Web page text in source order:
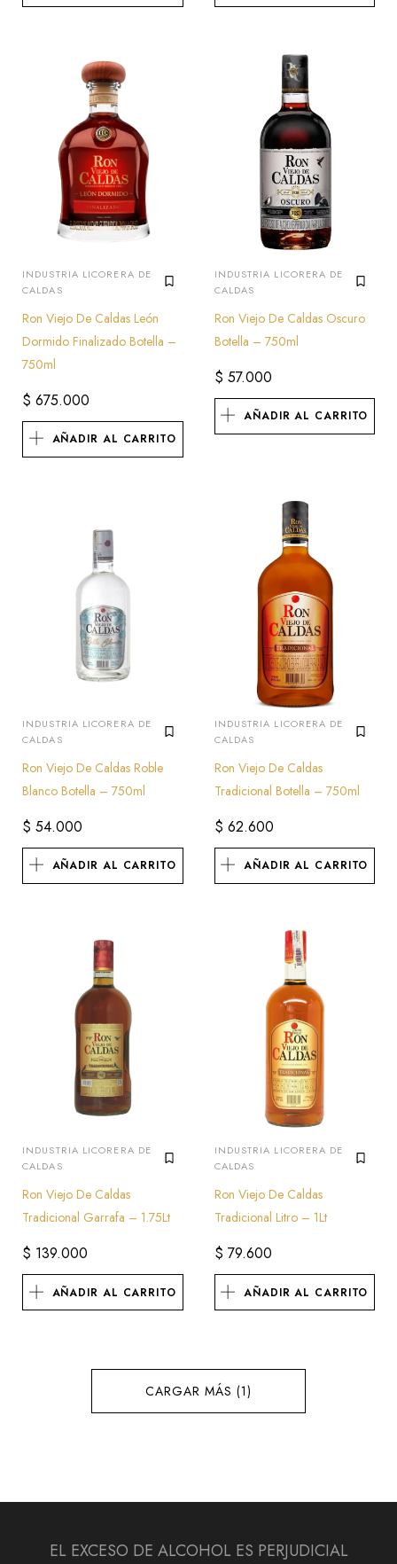
INDUSTRIA LICORERA DE
CALDAS
Ron Viejo De Caldas León
Dormido Finalizado Botella –
750ml
$ 675.000
AÑADIR AL CARRITO
INDUSTRIA LICORERA DE
CALDAS
Ron Viejo De Caldas Oscuro
Botella – 750ml
$ 57.000
AÑADIR AL CARRITO
INDUSTRIA LICORERA DE
CALDAS
Ron Viejo De Caldas Roble
Blanco Botella – 750ml
$ 54.000
AÑADIR AL CARRITO
INDUSTRIA LICORERA DE
CALDAS
Ron Viejo De Caldas
Tradicional Botella – 750ml
$ 62.600
AÑADIR AL CARRITO
INDUSTRIA LICORERA DE
CALDAS
Ron Viejo De Caldas
Tradicional Garrafa – 1.75Lt
$ 139.000
AÑADIR AL CARRITO
INDUSTRIA LICORERA DE
CALDAS
Ron Viejo De Caldas
Tradicional Litro – 1Lt
$ 79.600
AÑADIR AL CARRITO
CARGAR MÁS (1)
EL EXCESO DE ALCOHOL ES PERJUDICIAL